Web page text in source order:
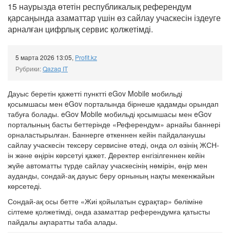
15 наурызда өтетін республикалық референдум
қарсаңында азаматтар үшін өз сайлау учаскесін іздеуге
арналған цифрлық сервис қолжетімді.
5 марта 2026 13:05, Profit.kz
Рубрики:Qazaq IT
Дауыс беретін қажетті пунктті eGov Mobile мобильді
қосымшасы мен eGov порталында бірнеше қадамды орындап
табуға болады. eGov Mobile мобильді қосымшасы мен eGov
порталының басты беттерінде «Референдум» арнайы баннері
орналастырылған. Баннерге өткеннен кейін пайдаланушы
сайлау учаскесін тексеру сервисіне өтеді, онда ол өзінің ЖСН-
ін және өңірін көрсетуі қажет. Деректер енгізілгеннен кейін
жүйе автоматты түрде сайлау учаскесінің нөмірін, өңір мен
ауданды, сондай-ақ дауыс беру орнының нақты мекенжайын
көрсетеді.
Сондай-ақ осы бетте «Жиі қойылатын сұрақтар» бөліміне
сілтеме қолжетімді, онда азаматтар референдумға қатысты
пайдалы ақпаратты таба алады.